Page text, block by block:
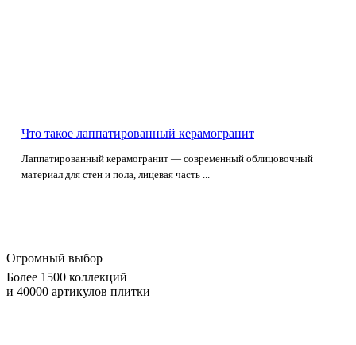
Что такое лаппатированный керамогранит
Лаппатированный керамогранит — современный облицовочный
материал для стен и пола, лицевая часть ...
Огромный выбор
Более 1500 коллекций
и 40000 артикулов плитки